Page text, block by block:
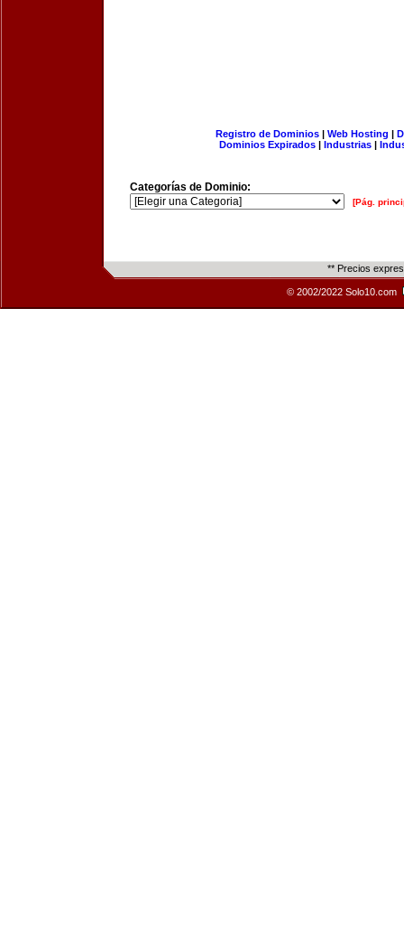
Registro de Dominios| Web Hosting |
Dominios Expirados | Industrias |
Categorías de Dominio:
[Pág.
** Precios
© 2002/2022 Solo10.com